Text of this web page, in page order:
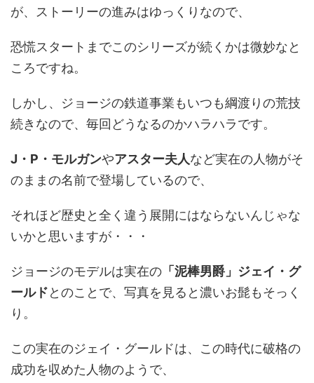
が、ストーリーの進みはゆっくりなので、
恐慌スタートまでこのシリーズが続くかは微妙なと
ころですね。
しかし、ジョージの鉄道事業もいつも綱渡りの荒技
続きなので、毎回どうなるのかハラハラです。
J・P・モルガンやアスター夫人など実在の人物がそ
のままの名前で登場しているので、
それほど歴史と全く違う展開にはならないんじゃな
いかと思いますが・・・
ジョージのモデルは実在の 「泥棒男爵」ジェイ・グ
ールドとのことで、写真を見ると濃いお髭もそっく
り。
この実在のジェイ・グールドは、この時代に破格の
成功を収めた人物のようで、